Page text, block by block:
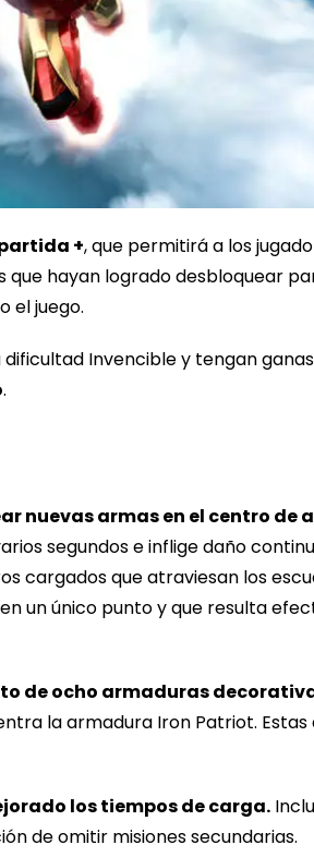
+, que permitirá a los
hayan logrado desbloquear
el juego.
Invencible y tengan
.
nuevas armas en el centro de
segundos e inflige daño
cargados que atraviesan los
un único punto y que resulta
de ocho armaduras
la armadura Iron Patriot.
los tiempos de carga.
de omitir misiones secundarias.